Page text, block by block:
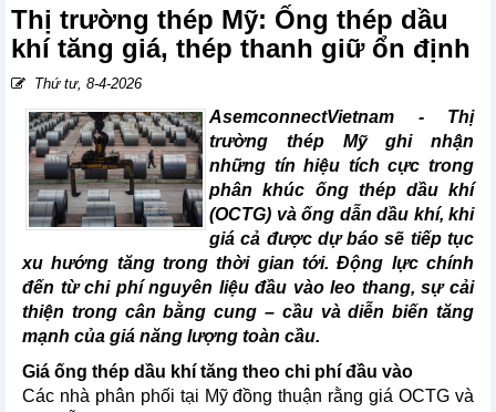
Thị trường thép Mỹ: Ống thép dầu
khí tăng giá, thép thanh giữ ổn định
Thứ tư, 8-4-2026
AsemconnectVietnam - Thị
trường thép Mỹ ghi nhận
những tín hiệu tích cực trong
phân khúc ống thép dầu khí
(OCTG) và ống dẫn dầu khí, khi
giá cả được dự báo sẽ tiếp tục
xu hướng tăng trong thời gian tới. Động lực chính
đến từ chi phí nguyên liệu đầu vào leo thang, sự cải
thiện trong cân bằng cung – cầu và diễn biến tăng
mạnh của giá năng lượng toàn cầu.
Giá ống thép dầu khí tăng theo chi phí đầu vào
Các nhà phân phối tại Mỹ đồng thuận rằng giá OCTG và